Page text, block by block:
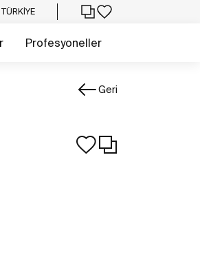
TÜRKIYE
Profesyoneller
Geri